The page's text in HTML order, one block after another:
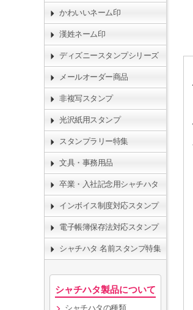
かわいいネーム印
漢姓ネーム印
ディズニースタンプシリーズ
メールオーダー商品
非複写スタンプ
光沢紙用スタンプ
スタンプラリー特集
文具・事務用品
卒業・入社記念用シャチハタ
インボイス制度対応スタンプ
電子帳簿保存法対応スタンプ
シャチハタ 名前スタンプ特集
シャチハタ製品について
シャチハタの種類